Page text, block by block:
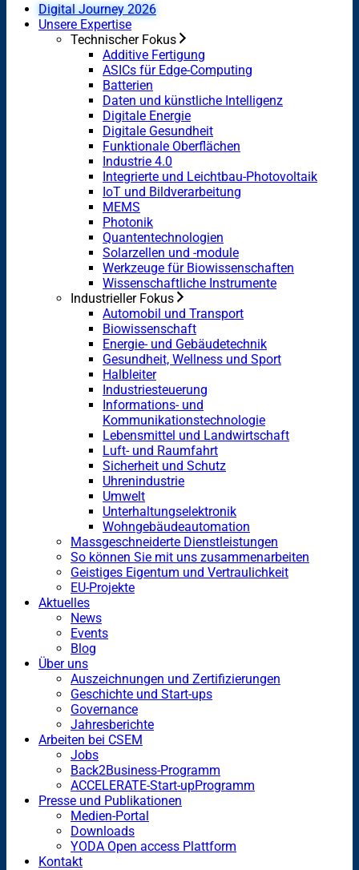
Digital Journey 2026
Unsere Expertise
Technischer Fokus
Additive Fertigung
ASICs für Edge-Computing
Batterien
Daten und künstliche Intelligenz
Digitale Energie
Digitale Gesundheit
Funktionale Oberflächen
Industrie 4.0
Integrierte und Leichtbau-Photovoltaik
IoT und Bildverarbeitung
MEMS
Photonik
Quantentechnologien
Solarzellen und -module
Werkzeuge für Biowissenschaften
Wissenschaftliche Instrumente
Industrieller Fokus
Automobil und Transport
Biowissenschaft
Energie- und Gebäudetechnik
Gesundheit, Wellness und Sport
Halbleiter
Industriesteuerung
Informations- und
Kommunikationstechnologie
Lebensmittel und Landwirtschaft
Luft- und Raumfahrt
Sicherheit und Schutz
Uhrenindustrie
Umwelt
Unterhaltungselektronik
Wohngebäudeautomation
Massgeschneiderte Dienstleistungen
So können Sie mit uns zusammenarbeiten
Geistiges Eigentum und Vertraulichkeit
EU-Projekte
Aktuelles
News
Events
Blog
Über uns
Auszeichnungen und Zertifizierungen
Geschichte und Start-ups
Governance
Jahresberichte
Arbeiten bei CSEM
Jobs
Back2Business-Programm
ACCELERATE-Start-upProgramm
Presse und Publikationen
Medien-Portal
Downloads
YODA Open access Plattform
Kontakt